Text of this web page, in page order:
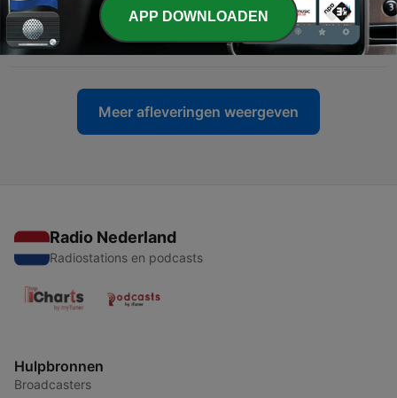
5 - De moord op een van Nederlands beste
sportvrouwen aller tijden
08 feb. 2025
Meer afleveringen weergeven
Radio Nederland
Radiostations en podcasts
Hulpbronnen
Broadcasters
APP DOWNLOADEN